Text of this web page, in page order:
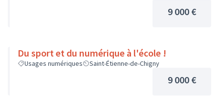
9 000 €
Du sport et du numérique à l'école !
Usages numériques Saint-Étienne-de-Chigny
9 000 €